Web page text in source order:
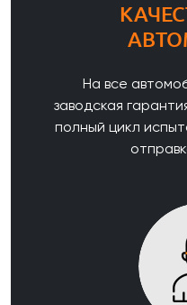
На все
заводская
полный цикл